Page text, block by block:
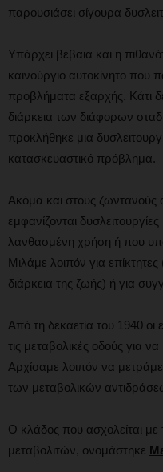
παρουσιάσει σίγουρα
Υπάρχει βέβαια και η
καινούργιο αυτοκίνητο που
προβλήματα εξαρχής. Κάτι
διάρκεια των διάφορων
προκλήθηκε μια
κατασκευαστικό πρόβλημα.
Ακόμα και στους ζωντανούς
εμφανίζονται
λανθασμένη χρήση ή που
Μιλάμε λοιπόν για
διάρκεια της ζωής) ή για
Από τη δεκαετία του 1940 οι
τις μεταβολικές οδούς για
Αρχίσαμε λοιπόν να
των μεταβολικών
Ο κλάδος που ασχολείται με
μεταβολιτών, ονομάστηκε